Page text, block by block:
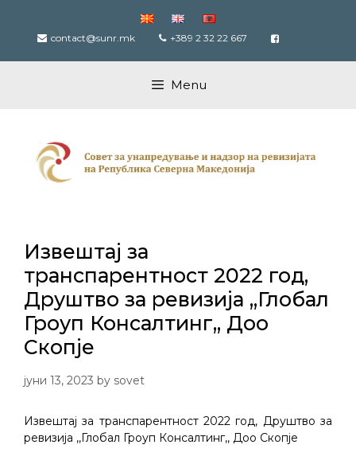
content contact@sunr.mk +389 2 32 22 667
Menu
Извештај за
транспарентност 2022 год,
Друштво за ревизија ,,Глобал
Гроуп Консалтинг,, Доо
Скопје
јуни 13, 2023 by sovet
Извештај за транспарентност 2022 год, Друштво за
ревизија ,,Глобал Гроуп Консалтинг,, Доо Скопје